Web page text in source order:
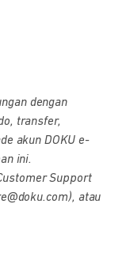
dengan
transfer,
akun DOKU e-
ini.
Support
atau